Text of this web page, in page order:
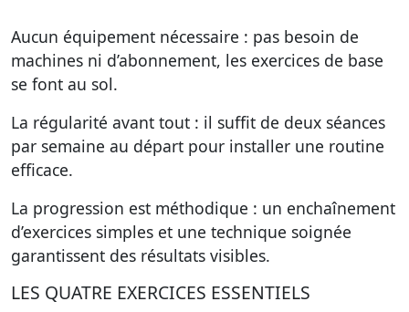
Aucun équipement nécessaire : pas besoin de
machines ni d’abonnement, les exercices de base
se font au sol.
La régularité avant tout : il suffit de deux séances
par semaine au départ pour installer une routine
efficace.
La progression est méthodique : un enchaînement
d’exercices simples et une technique soignée
garantissent des résultats visibles.
LES QUATRE EXERCICES ESSENTIELS